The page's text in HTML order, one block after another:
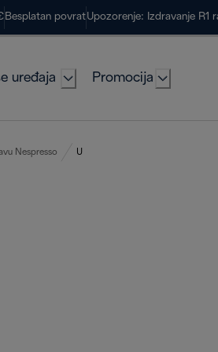
Besplatan povratUpozorenje: Izdravanje R1
uređaja Promocija
Nespresso U